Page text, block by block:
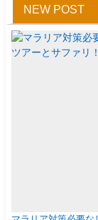
NEW POST